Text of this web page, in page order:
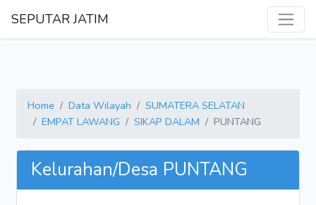
SEPUTAR JATIM
Home Data Wilayah
SUMATERA SELATAN
EMPAT LAWANG
SIKAP DALAM PUNTANG
Kelurahan/Desa PUNTANG